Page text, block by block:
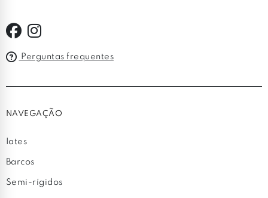
Perguntas frequentes
NAVEGAÇÃO
Iates
Barcos
Semi-rígidos